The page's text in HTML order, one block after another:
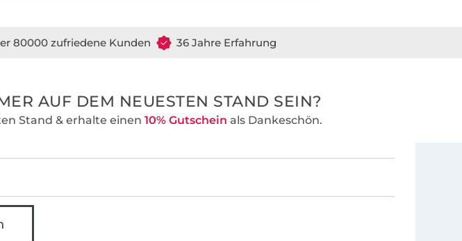
80000 zufriedene Kunden 36 Jahre Erfahrung
AUF DEM NEUESTEN STAND SEIN?
Stand & erhalte einen 10% Gutschein als Dankeschön.